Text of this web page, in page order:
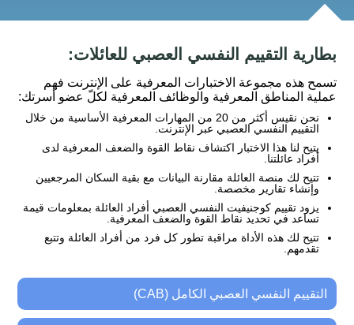
بطارية التقييم النفسي العصبي للعائلات:
تسمح هذه مجموعة الاختبارات المعرفية على الإنترنت فهم
عملية المناطق المعرفية والوظائف المعرفية لكلّ عضو أسرتك:
نحن نقيس أكثر من 20 من المهارات المعرفية الأساسية من خلال
التقييم النفسي العصبي عبر الإنترنت.
يتيح لنا هذا الاختبار اكتشاف نقاط القوة والضعف المعرفية لدى
أفراد عائلتنا.
تتيح لك منصة العائلة مقارنة البيانات مع بقية السكان المرجعيين
وإنشاء تقارير مخصصة.
يزود تقييم كوجنيفيت النفسي العصبي أفراد العائلة بمعلومات قيمة
تساعد في تحديد نقاط القوة والضعف المعرفية.
تتيح لك هذه الأداة مراقبة تطور كل فرد من أفراد العائلة وتتبع
تقدمهم.
التقييم النفسي العصبي الكامل (CAB)